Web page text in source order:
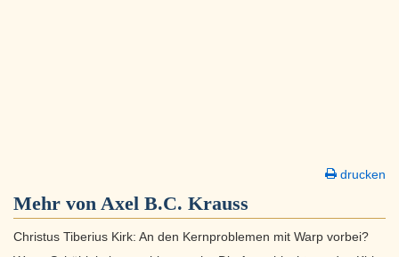
drucken
Mehr von Axel B.C. Krauss
Christus Tiberius Kirk: An den Kernproblemen mit Warp vorbei?